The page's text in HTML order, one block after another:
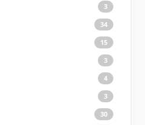
3
34
15
3
4
3
30